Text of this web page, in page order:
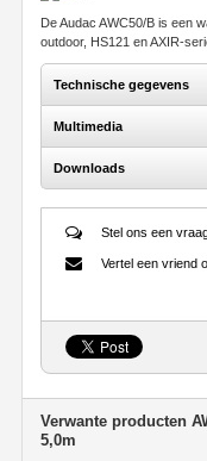
De Audac AWC50/B is een
outdoor, HS121 en AXIR-
Technische gegevens
Multimedia
Downloads
Vertel een vriend
Stel ons een
Verwante producten
5,0m